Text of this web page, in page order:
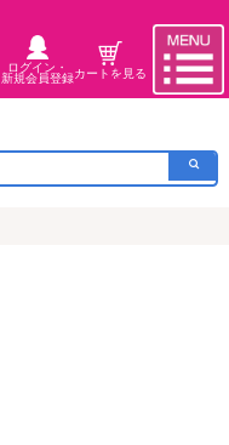
ログイン・
新規会員登録カートを見る